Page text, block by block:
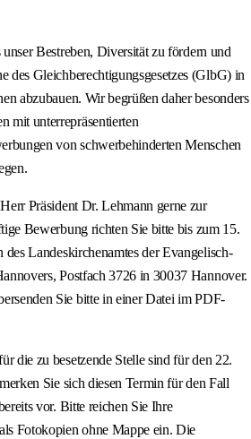
Bestreben, Diversität zu fördern und
des Gleichberechtigungsgesetzes (GlbG) in
abzubauen. Wir begrüßen daher besonders
mit unterrepräsentierten
von schwerbehinderten Menschen
Präsident Dr. Lehmann gerne zur
Bewerbung richten Sie bitte bis zum 15.
des Landeskirchenamtes der Evangelisch-
Postfach 3726 in 30037 Hannover.
Sie bitte in einer Datei im PDF-
die zu besetzende Stelle sind für den 22.
Sie sich diesen Termin für den Fall
vor. Bitte reichen Sie Ihre
Fotokopien ohne Mappe ein. Die